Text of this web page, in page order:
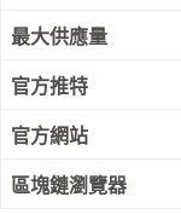
最大供應量
官方推特
官方網站
區塊鏈瀏覽器